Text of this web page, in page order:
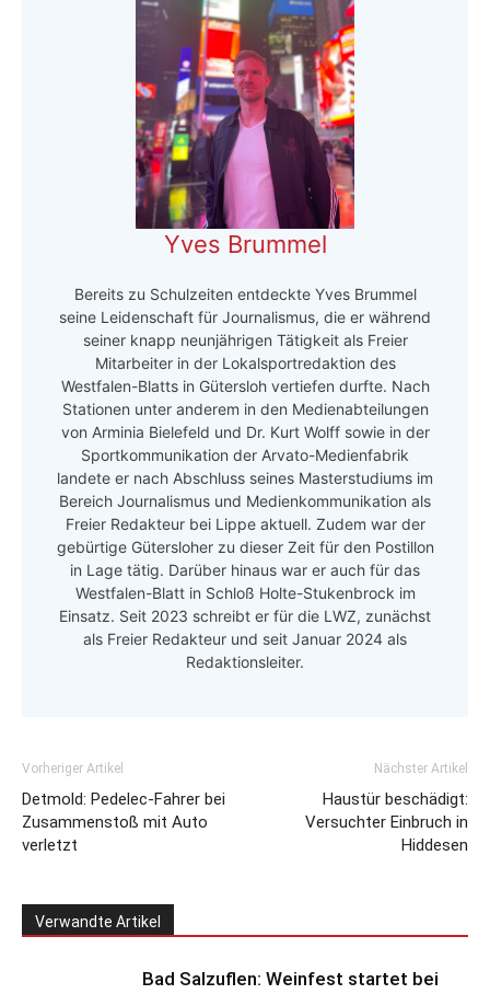
Yves Brummel
Bereits zu Schulzeiten entdeckte Yves Brummel
seine Leidenschaft für Journalismus, die er während
seiner knapp neunjährigen Tätigkeit als Freier
Mitarbeiter in der Lokalsportredaktion des
Westfalen-Blatts in Gütersloh vertiefen durfte. Nach
Stationen unter anderem in den Medienabteilungen
von Arminia Bielefeld und Dr. Kurt Wolff sowie in der
Sportkommunikation der Arvato-Medienfabrik
landete er nach Abschluss seines Masterstudiums im
Bereich Journalismus und Medienkommunikation als
Freier Redakteur bei Lippe aktuell. Zudem war der
gebürtige Gütersloher zu dieser Zeit für den Postillon
in Lage tätig. Darüber hinaus war er auch für das
Westfalen-Blatt in Schloß Holte-Stukenbrock im
Einsatz. Seit 2023 schreibt er für die LWZ, zunächst
als Freier Redakteur und seit Januar 2024 als
Redaktionsleiter.
Vorheriger Artikel
Detmold: Pedelec-Fahrer bei
Zusammenstoß mit Auto
verletzt
Nächster Artikel
Haustür beschädigt:
Versuchter Einbruch in
Hiddesen
Verwandte Artikel
Bad Salzuflen: Weinfest startet bei